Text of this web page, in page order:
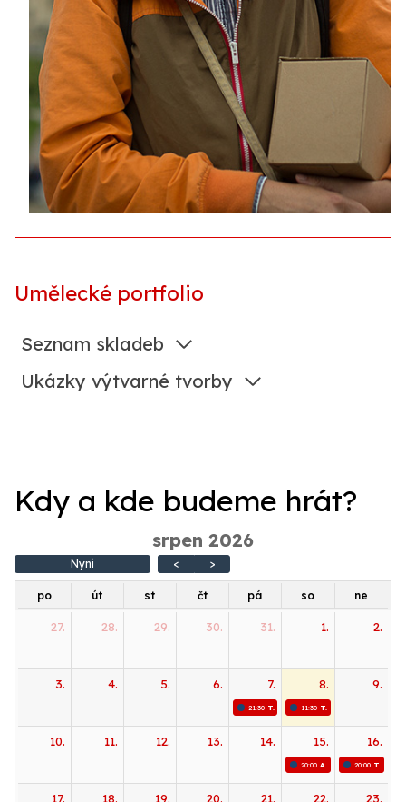
Umělecké portfolio
Seznam skladeb
Ukázky výtvarné tvorby
Kdy a kde budeme hrát?
srpen 2026 - current view
srpen 2026
Nyní < >
po út st čt pá so ne
27. 28. 29. 30. 31. 1. 2.
3. 4. 5. 6. 7.
21:30 T. Hanzlík, J. Čermák: Němý
8.
11:30 T. Hanzlík, J.
9.
10. 11. 12. 13. 14. 15.
20:00 A. Melani: Il
16.
20:00 T.
17. 18. 19. 20. 21. 22. 23.